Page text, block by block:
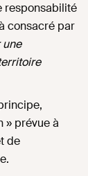
responsabilité
consacré par
» prévue à
de